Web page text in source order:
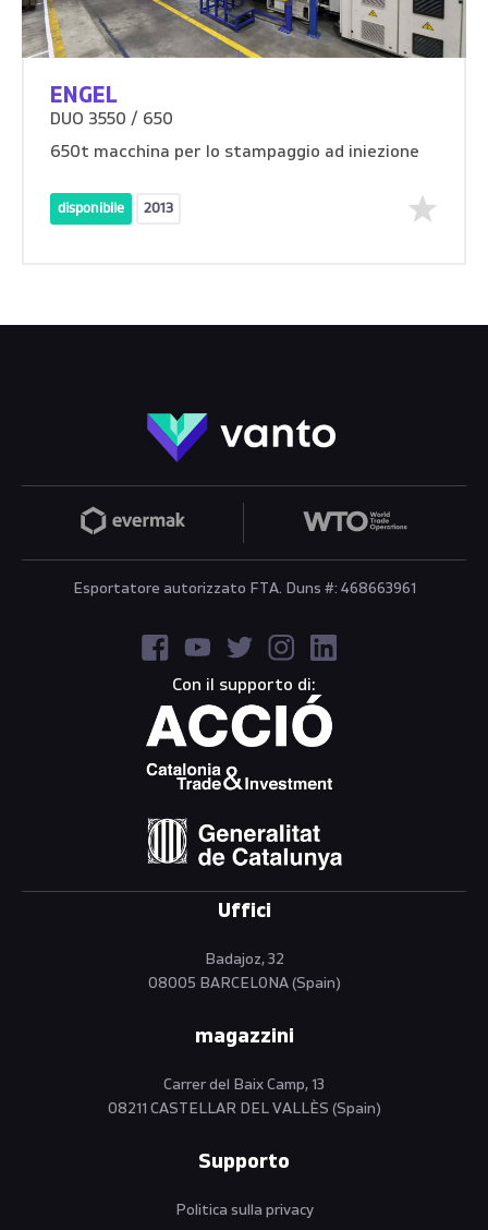
ENGEL
DUO 3550 / 650
650t macchina per lo stampaggio ad iniezione
disponibile 2013
Esportatore autorizzato FTA. Duns #: 468663961
Con il supporto di:
Uffici
Badajoz, 32
08005 BARCELONA (Spain)
magazzini
Carrer del Baix Camp, 13
08211 CASTELLAR DEL VALLÈS (Spain)
Supporto
Politica sulla privacy